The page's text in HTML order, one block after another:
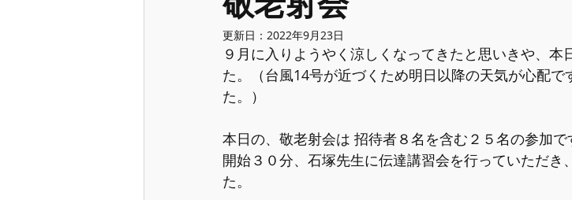
更新日： 2022年9月23日
９月に入りようやく涼しくなってきたと思いきや、本
た。（台風14号が近づくため明日以降の天気が心配
た。）
本日の、敬老射会は 招待者８名を含む２５名の参加で
開始３０分、石塚先生に伝達講習会を行っていただき
た。